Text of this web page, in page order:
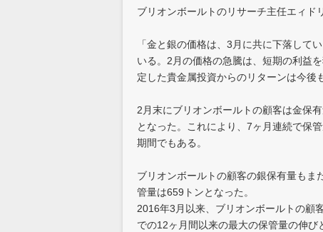
ブリオンボールトのリサーチ主任エィド
「金と銀の価格は、3月に共に下落して
いる。2月の価格の急騰は、短期の利益
定した貴金属投資からのリターンは今後
2月末にブリオンボールトの顧客は金保
となった。これにより、7ヶ月連続で保
期間でもある。
ブリオンボールトの顧客の銀保有量も
管量は659トンとなった。
2016年3月以来、ブリオンボールトの顧
での12ヶ月間以来の最大の保管量の伸び